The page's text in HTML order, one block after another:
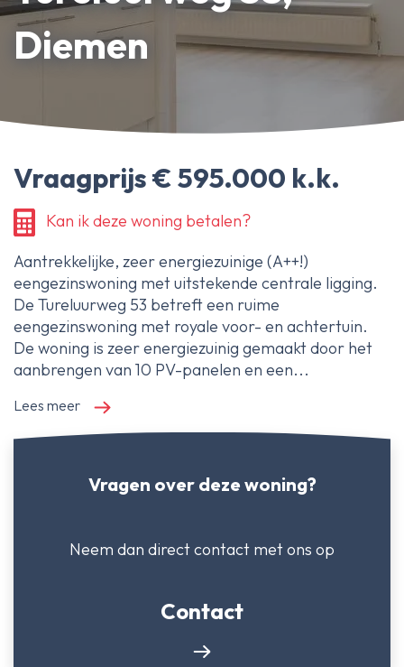
Diemen
Vraagprijs € 595.000 k.k.
Kan ik deze woning betalen?
Aantrekkelijke, zeer energiezuinige (A++!)
eengezinswoning met uitstekende centrale ligging.
De Tureluurweg 53 betreft een ruime
eengezinswoning met royale voor- en achtertuin.
De woning is zeer energiezuinig gemaakt door het
aanbrengen van 10 PV-panelen en een...
Lees meer
Vragen over deze woning?
Neem dan direct contact met ons op
Contact
Erfpachtdeskundige
Gerechtelijke deskundige
Over Ameo makelaars
Onze reviews
Contact